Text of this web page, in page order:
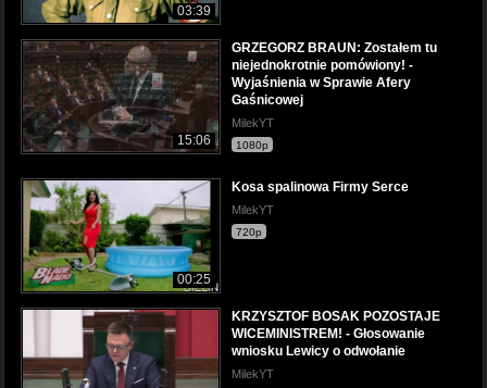
03:39
15:06
GRZEGORZ BRAUN: Zostałem tu
niejednokrotnie pomówiony! -
Wyjaśnienia w Sprawie Afery
Gaśnicowej
MilekYT
1080p
00:25
Kosa spalinowa Firmy Serce
MilekYT
720p
KRZYSZTOF BOSAK POZOSTAJE
WICEMINISTREM! - Głosowanie
wniosku Lewicy o odwołanie
MilekYT